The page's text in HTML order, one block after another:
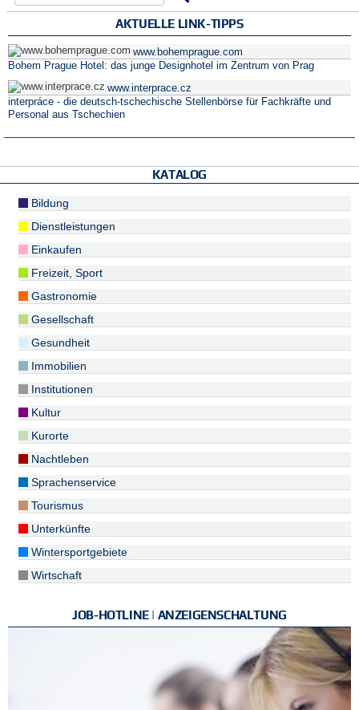
AKTUELLE LINK-TIPPS
www.bohemprague.com
Bohem Prague Hotel: das junge Designhotel im Zentrum von Prag
www.interprace.cz
interpráce - die deutsch-tschechische Stellenbörse für Fachkräfte und
Personal aus Tschechien
KATALOG
Bildung
Dienstleistungen
Einkaufen
Freizeit, Sport
Gastronomie
Gesellschaft
Gesundheit
Immobilien
Institutionen
Kultur
Kurorte
Nachtleben
Sprachenservice
Tourismus
Unterkünfte
Wintersportgebiete
Wirtschaft
JOB-HOTLINE | ANZEIGENSCHALTUNG